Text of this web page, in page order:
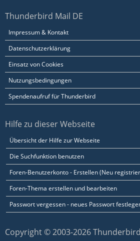
Thunderbird Mail DE
Impressum & Kontakt
Datenschutzerklärung
Einsatz von Cookies
Nutzungsbedingungen
Spendenaufruf für Thunderbird
Hilfe zu dieser Webseite
Übersicht der Hilfe zur Webseite
Die Suchfunktion benutzen
Foren-Benutzerkonto - Erstellen (Neu
Foren-Thema erstellen und bearbeiten
Passwort vergessen - neues Passwort
Copyright © 2003-2026